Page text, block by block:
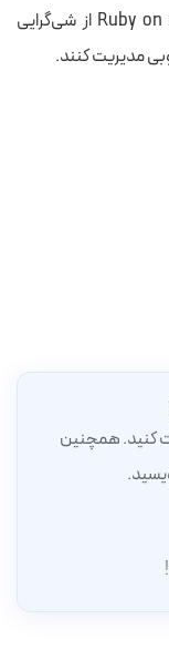
فریم‌ورک‌های محبوبی مانند Django و Ruby on Rails از شی‌گرایی
مدیریت کنند.
کنید. همچنین